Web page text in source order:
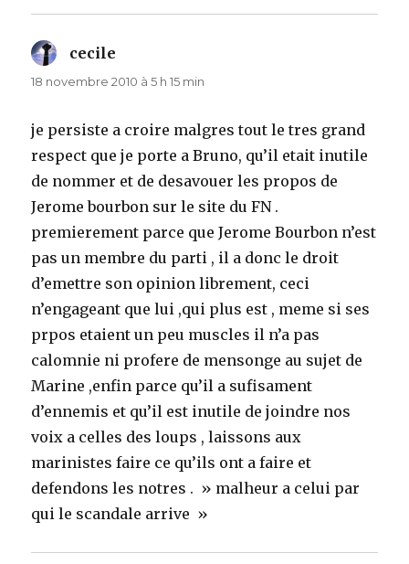
cecile
18 novembre 2010 à 5 h 15 min
je persiste a croire malgres tout le tres grand
respect que je porte a Bruno, qu’il etait inutile
de nommer et de desavouer les propos de
Jerome bourbon sur le site du FN .
premierement parce que Jerome Bourbon n’est
pas un membre du parti , il a donc le droit
d’emettre son opinion librement, ceci
n’engageant que lui ,qui plus est , meme si ses
prpos etaient un peu muscles il n’a pas
calomnie ni profere de mensonge au sujet de
Marine ,enfin parce qu’il a sufisament
d’ennemis et qu’il est inutile de joindre nos
voix a celles des loups , laissons aux
marinistes faire ce qu’ils ont a faire et
defendons les notres . » malheur a celui par
qui le scandale arrive »